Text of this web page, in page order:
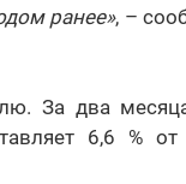
ранее», –
За два
6,6 % от